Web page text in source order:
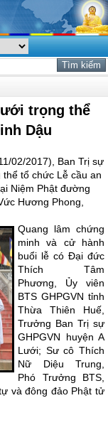
trọng thể
Dậu
02/2017), Ban Trị sự
tổ chức Lễ cầu an
Niệm Phật đường
Hương Phong,
Quang lâm chứng
minh và cử hành
buổi lễ có Đại đức
Thích Tâm
Phương, Ủy viên
BTS GHPGVN tỉnh
Thừa Thiên Huế,
Trưởng Ban Trị sự
GHPGVN huyện A
Lưới; Sư cô Thích
Nữ Diệu Trung,
Phó Trưởng BTS,
và đông đảo Phật tử